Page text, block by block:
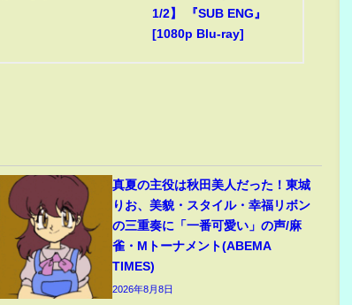
1/2】 『SUB ENG』
[1080p Blu-ray]
真夏の主役は秋田美人だった！東城
りお、美貌・スタイル・幸福リボン
の三重奏に「一番可愛い」の声/麻
雀・Mトーナメント(ABEMA
TIMES)
2026年8月8日